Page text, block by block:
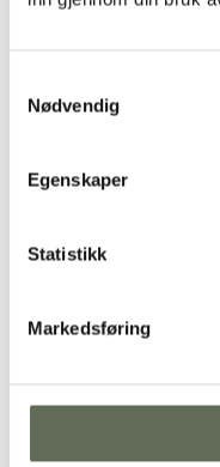
Nødvendig
Egenskaper
Statistikk
Markedsføring
aperitiff til velkomst og
presenterte mat og
ivaretatt, og det var svært
varmeste anbefaling går til